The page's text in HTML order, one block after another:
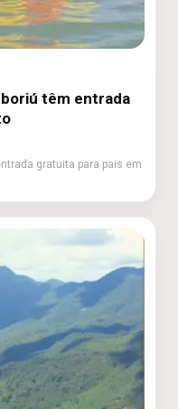
têm entrada
gratuita para pais em